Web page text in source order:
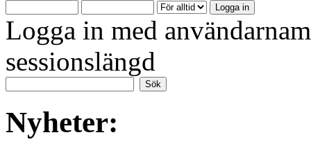
Logga in med
sessionslängd
Nyheter: